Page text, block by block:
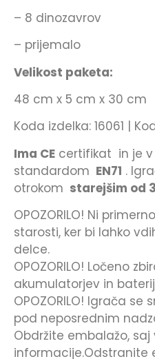
– 8 dinozavrov
– prijemalo
Velikost paketa:
48 cm x 5 cm x 30 cm
Koda izdelka: 16061 |
Ima CE certifikat in je v
standardom EN71 .
otrokom starejšim od
OPOZORILO! Ni
starosti, ker bi lahko
delce.
OPOZORILO! Ločeno
akumulatorjev in
OPOZORILO! Igrača
pod neposrednim
Obdržite embalažo,
informacije.Odstranite